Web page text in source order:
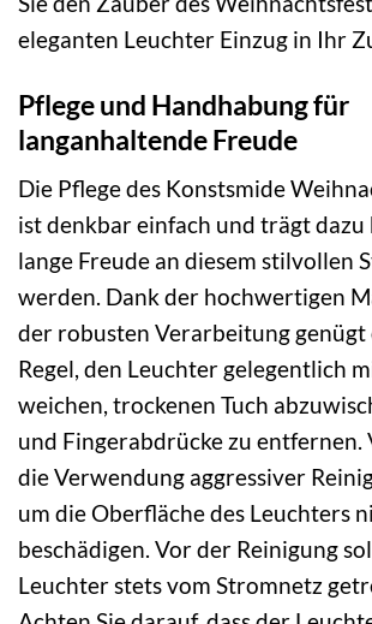
eleganten Leuchter Einzug in Ihr
Pflege und Handhabung für
langanhaltende Freude
Die Pflege des Konstsmide
ist denkbar einfach und trägt dazu
lange Freude an diesem stilvollen
werden. Dank der hochwertigen
der robusten Verarbeitung genügt
Regel, den Leuchter gelegentlich
weichen, trockenen Tuch
und Fingerabdrücke zu entfernen.
die Verwendung aggressiver
um die Oberfläche des Leuchters
beschädigen. Vor der Reinigung
Leuchter stets vom Stromnetz